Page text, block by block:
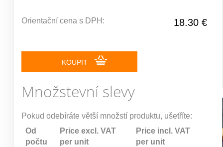
18.30 €
Orientační cena s DPH:
KOUPIT
Množstevní slevy
Pokud odebíráte větší množstí produktu, ušetříte:
Od
počtu
Price excl. VAT
per unit
Price incl. VAT
per unit